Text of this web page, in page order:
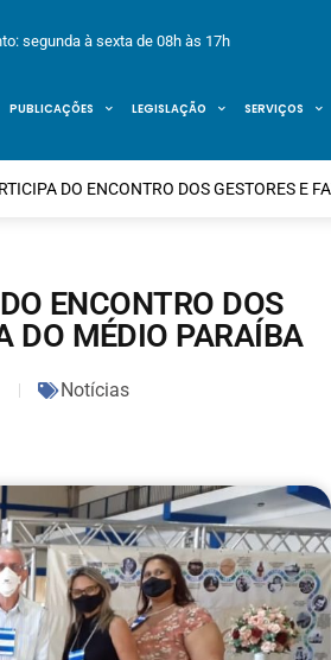
segunda à sexta de 08h às 17h
PUBLICAÇÕES LEGISLAÇÃO SERVIÇOS
DO ENCONTRO DOS GESTORES E
ENCONTRO DOS
DO MÉDIO PARAÍBA
Notícias